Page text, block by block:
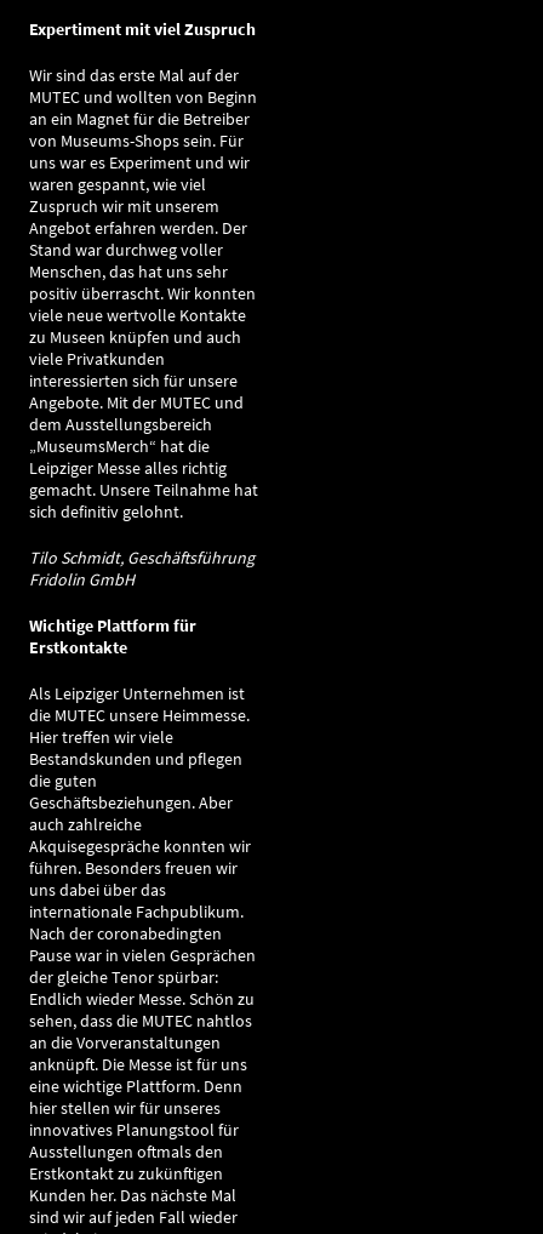
Expertiment mit viel Zuspruch
Wir sind das erste Mal auf der
MUTEC und wollten von Beginn
an ein Magnet für die Betreiber
von Museums-Shops sein. Für
uns war es Experiment und wir
waren gespannt, wie viel
Zuspruch wir mit unserem
Angebot erfahren werden. Der
Stand war durchweg voller
Menschen, das hat uns sehr
positiv überrascht. Wir konnten
viele neue wertvolle Kontakte
zu Museen knüpfen und auch
viele Privatkunden
interessierten sich für unsere
Angebote. Mit der MUTEC und
dem Ausstellungsbereich
„MuseumsMerch“ hat die
Leipziger Messe alles richtig
gemacht. Unsere Teilnahme hat
sich definitiv gelohnt.
Tilo Schmidt, Geschäftsführung
Fridolin GmbH
Wichtige Plattform für
Erstkontakte
Als Leipziger Unternehmen ist
die MUTEC unsere Heimmesse.
Hier treffen wir viele
Bestandskunden und pflegen
die guten
Geschäftsbeziehungen. Aber
auch zahlreiche
Akquisegespräche konnten wir
führen. Besonders freuen wir
uns dabei über das
internationale Fachpublikum.
Nach der coronabedingten
Pause war in vielen Gesprächen
der gleiche Tenor spürbar:
Endlich wieder Messe. Schön zu
sehen, dass die MUTEC nahtlos
an die Vorveranstaltungen
anknüpft. Die Messe ist für uns
eine wichtige Plattform. Denn
hier stellen wir für unseres
innovatives Planungstool für
Ausstellungen oftmals den
Erstkontakt zu zukünftigen
Kunden her. Das nächste Mal
sind wir auf jeden Fall wieder